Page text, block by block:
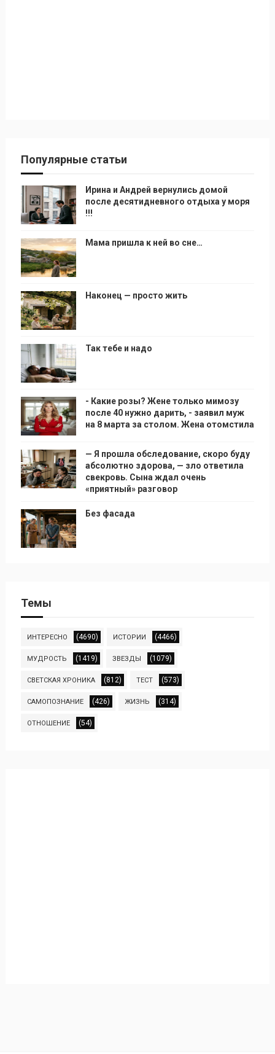
Популярные статьи
Ирина и Андрей вернулись домой
после десятидневного отдыха у моря
!!!
Мама пришла к ней во сне…
Наконец — просто жить
Так тебе и надо
- Какие розы? Жене только мимозу
после 40 нужно дарить, - заявил муж
на 8 марта за столом. Жена отомстила
— Я прошла обследование, скоро буду
абсолютно здорова, — зло ответила
свекровь. Сына ждал очень
«приятный» разговор
Без фасада
Темы
ИНТЕРЕСНО (4690) ИСТОРИИ (4466)
МУДРОСТЬ (1419) ЗВЕЗДЫ (1079)
СВЕТСКАЯ ХРОНИКА (812) ТЕСТ (573)
САМОПОЗНАНИЕ (426) ЖИЗНЬ (314)
ОТНОШЕНИЕ (54)